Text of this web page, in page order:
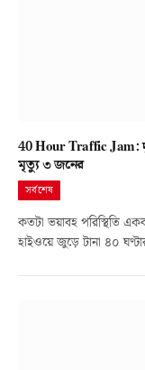
40 Hour Traffic Jam:
মৃত্যু ৩ জনের
সর্বশেষ
কতটা ভয়াবহ পরিস্থিতি
হাইওয়ে জুড়ে টানা ৪০